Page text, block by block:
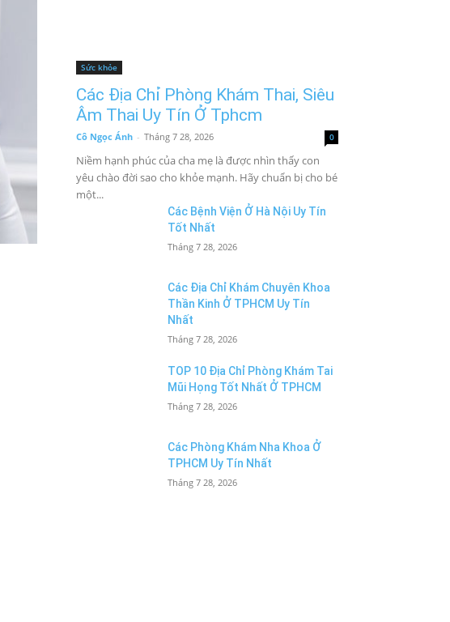
Sức khỏe
Các Địa Chỉ Phòng Khám Thai, Siêu
Âm Thai Uy Tín Ở Tphcm
Cô Ngọc Ánh - Tháng 7 28, 2026 0
Niềm hạnh phúc của cha mẹ là được nhìn thấy con
yêu chào đời sao cho khỏe mạnh. Hãy chuẩn bị cho bé
một...
Các Bệnh Viện Ở Hà Nội Uy Tín
Tốt Nhất
Tháng 7 28, 2026
Các Địa Chỉ Khám Chuyên Khoa
Thần Kinh Ở TPHCM Uy Tín
Nhất
Tháng 7 28, 2026
TOP 10 Địa Chỉ Phòng Khám Tai
Mũi Họng Tốt Nhất Ở TPHCM
Tháng 7 28, 2026
Các Phòng Khám Nha Khoa Ở
TPHCM Uy Tín Nhất
Tháng 7 28, 2026